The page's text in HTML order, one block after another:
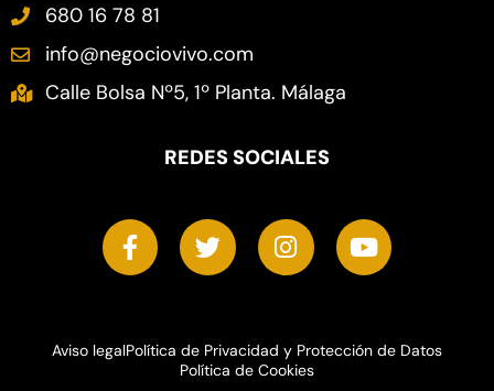
680 16 78 81
info@negociovivo.com
Calle Bolsa Nº5, 1º Planta. Málaga
REDES SOCIALES
F
a
c
o
T
w
i
e
r
I
n
s
g
r
Y
o
u
b
Aviso legalPolítica de Privacidad y Protección de Datos
Política de Cookies